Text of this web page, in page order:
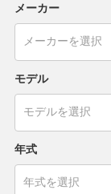
メーカー
モデル
年式